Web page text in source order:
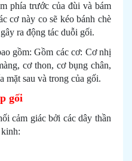
phía trước của đùi và bám
cơ này co sẽ kéo bánh chè
ra động tác duỗi gối.
Gồm các cơ: Cơ nhị
cơ thon, cơ bụng chân,
mặt sau và trong của gối.
gối
giác bởi các dây thần